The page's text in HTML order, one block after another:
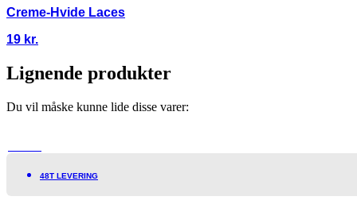
Creme-Hvide Laces
19 kr.
Lignende produkter
Du vil måske kunne lide disse varer:
48T LEVERING